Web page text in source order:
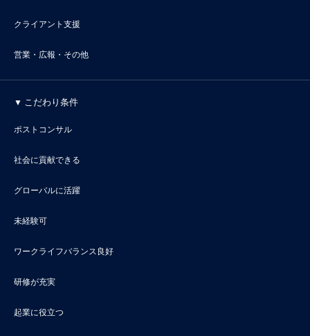
クライアント支援
営業・広報・その他
こだわり条件
ポストコンサル
社会に貢献できる
グローバルに活躍
未経験可
ワークライフバランス良好
研修が充実
起業に役立つ